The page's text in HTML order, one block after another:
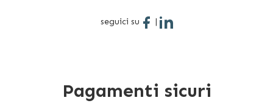
seguici su |
Pagamenti sicuri